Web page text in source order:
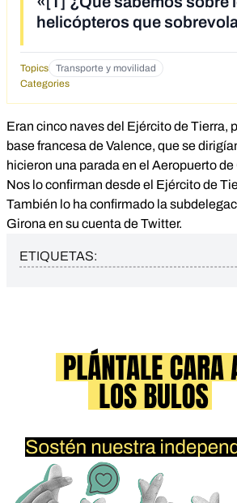
helicópteros que
Topics Transporte y movilidad
Categories
Eran cinco naves del Ejército de Tierra,
base francesa de Valence, que se
hicieron una parada en el Aeropuerto
Nos lo confirman desde el Ejército de
También lo ha confirmado la
Girona en su cuenta de Twitter.
ETIQUETAS: